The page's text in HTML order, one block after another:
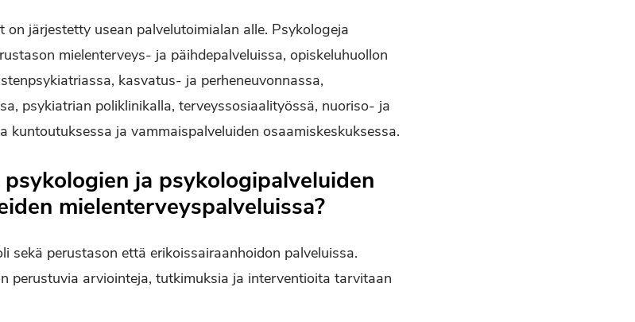
järjestetty usean palvelutoimialan alle. Psykologeja
mielenterveys- ja päihdepalveluissa, opiskeluhuollon
kasvatus- ja perheneuvonnassa,
psykiatrian poliklinikalla, terveyssosiaalityössä, nuoriso- ja
kuntoutuksessa ja vammaispalveluiden osaamiskeskuksessa.
ja psykologipalveluiden
mielenterveyspalveluissa?
sekä perustason että erikoissairaanhoidon palveluissa.
perustuvia arviointeja, tutkimuksia ja interventioita tarvitaan